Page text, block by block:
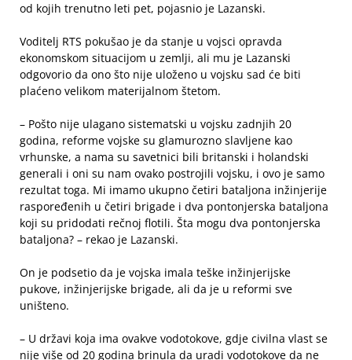
od kojih trenutno leti pet, pojasnio je Lazanski.
Voditelj RTS pokušao je da stanje u vojsci opravda
ekonomskom situacijom u zemlji, ali mu je Lazanski
odgovorio da ono što nije uloženo u vojsku sad će biti
plaćeno velikom materijalnom štetom.
– Pošto nije ulagano sistematski u vojsku zadnjih 20
godina, reforme vojske su glamurozno slavljene kao
vrhunske, a nama su savetnici bili britanski i holandski
generali i oni su nam ovako postrojili vojsku, i ovo je samo
rezultat toga. Mi imamo ukupno četiri bataljona inžinjerije
raspoređenih u četiri brigade i dva pontonjerska bataljona
koji su pridodati rečnoj flotili. Šta mogu dva pontonjerska
bataljona? – rekao je Lazanski.
On je podsetio da je vojska imala teške inžinjerijske
pukove, inžinjerijske brigade, ali da je u reformi sve
uništeno.
– U državi koja ima ovakve vodotokove, gdje civilna vlast se
nije više od 20 godina brinula da uradi vodotokove da ne